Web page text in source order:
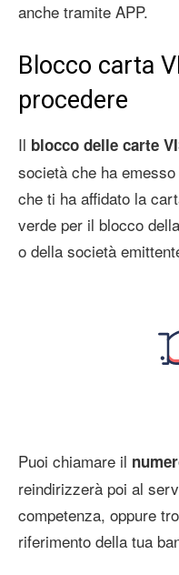
anche tramite APP.
Blocco carta
procedere
Il blocco delle carte
società che ha
che ti ha affidato la
verde per il blocco
o della società
Puoi chiamare il
reindirizzerà poi al
competenza, oppure
riferimento della tua